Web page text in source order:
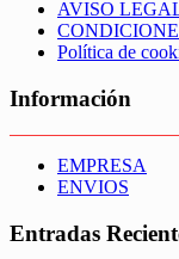
AVISO
Política de
Información
EMPRESA
ENVIOS
Entradas